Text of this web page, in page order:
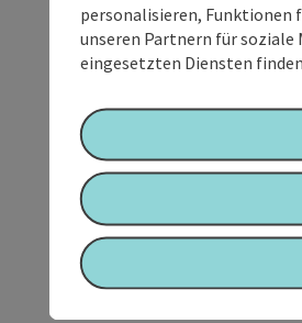
personalisieren, Funktionen
unseren Partnern für soziale
eingesetzten Diensten